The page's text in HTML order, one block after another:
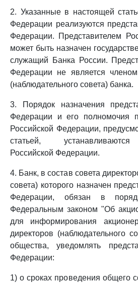
2. Указанные в настоящей
Федерации реализуются
Федерации. Представителем
может быть назначен
служащий Банка России.
Федерации не является
(наблюдательного совета) банка.
3. Порядок назначения
Федерации и его полномочия
Российской Федерации,
статьей,
Российской Федерации.
4. Банк, в состав совета
совета) которого назначен
Федерации, обязан в
Федеральным законом "Об
для информирования
директоров (наблюдательного
общества, уведомлять
Федерации:
1) о сроках проведения общего